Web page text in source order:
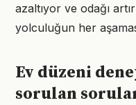
azaltıyor ve odağı
yolculuğun her
Ev düzeni
sorulan